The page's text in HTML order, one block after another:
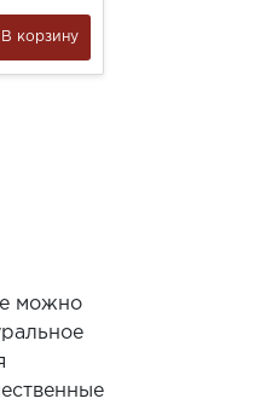
В корзину
можно